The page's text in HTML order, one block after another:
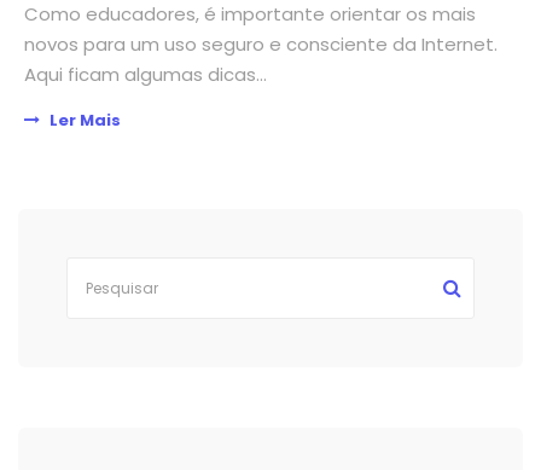
Como educadores, é importante orientar os mais
novos para um uso seguro e consciente da Internet.
Aqui ficam algumas dicas...
Ler Mais